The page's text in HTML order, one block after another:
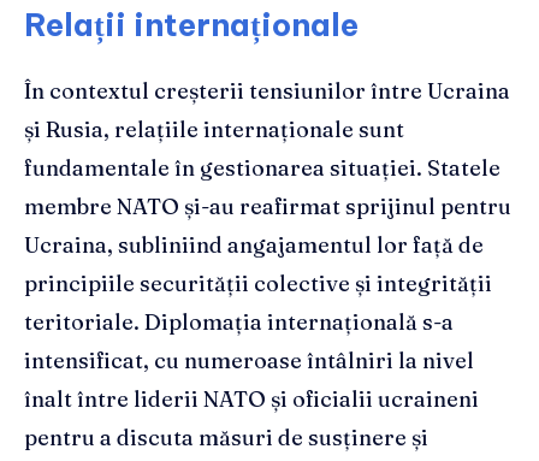
Relații internaționale
În contextul creșterii tensiunilor între Ucraina
și Rusia, relațiile internaționale sunt
fundamentale în gestionarea situației. Statele
membre NATO și-au reafirmat sprijinul pentru
Ucraina, subliniind angajamentul lor față de
principiile securității colective și integrității
teritoriale. Diplomația internațională s-a
intensificat, cu numeroase întâlniri la nivel
înalt între liderii NATO și oficialii ucraineni
pentru a discuta măsuri de susținere și